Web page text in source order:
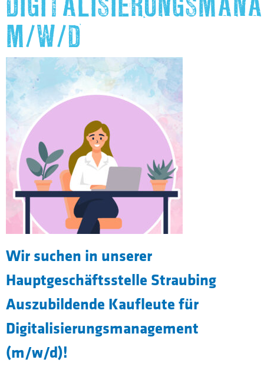
M/W/D
Wir suchen in unserer
Hauptgeschäftsstelle Straubing
Auszubildende Kaufleute für
Digitalisierungsmanagement
(m/w/d)!